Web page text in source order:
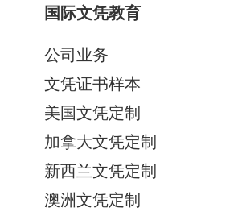
国际文凭教育
公司业务
文凭证书样本
美国文凭定制
加拿大文凭定制
新西兰文凭定制
澳洲文凭定制